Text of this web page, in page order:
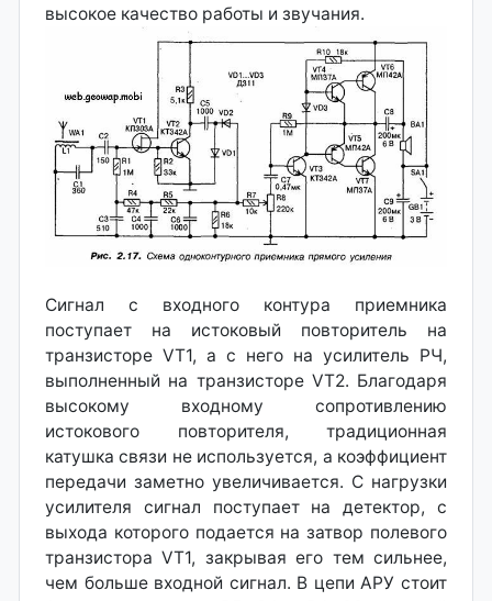
высокое качество работы и звучания.
Сигнал с входного контура приемника
поступает на истоковый повторитель на
транзисторе VT1, а с него на усилитель РЧ,
выполненный на транзисторе VT2. Благодаря
высокому входному сопротивлению
истокового повторителя, традиционная
катушка связи не используется, а коэффициент
передачи заметно увеличивается. С нагрузки
усилителя сигнал поступает на детектор, с
выхода которого подается на затвор полевого
транзистора VT1, закрывая его тем сильнее,
чем больше входной сигнал. В цепи АРУ стоит